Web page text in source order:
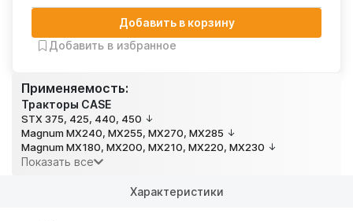
Применяемость:
Тракторы CASE
STX 375, 425, 440, 450
Magnum MX240, MX255, MX270, MX285
Magnum MX180, MX200, MX210, MX220, MX230
Показать все
Добавить в корзину
Добавить в избранное
Характеристики